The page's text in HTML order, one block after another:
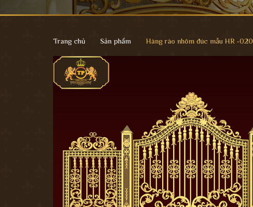
Trang chủ Sản phẩm Hàng rào nhôm đúc mẫu HR -020